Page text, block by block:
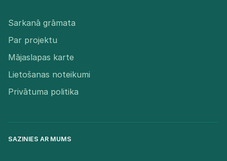
Sarkanā grāmata
Par projektu
Mājaslapas karte
Lietošanas noteikumi
Privātuma politika
SAZINIES AR MUMS